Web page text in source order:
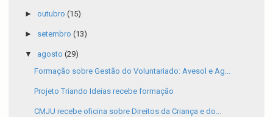
► outubro (15)
► setembro (13)
▼ agosto (29)
Formação sobre Gestão do Voluntariado: Avesol e Ag...
Projeto Triando Ideias recebe formação
CMJU recebe oficina sobre Direitos da Criança e do...